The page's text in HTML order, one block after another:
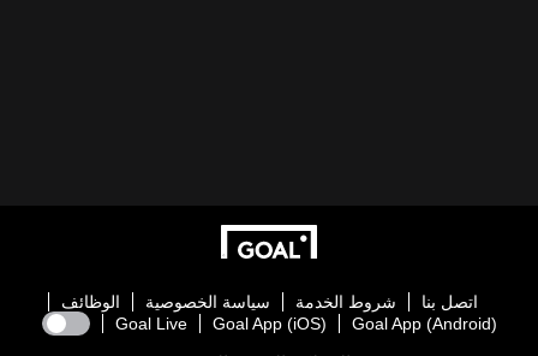
اتصل بنا شروط الخدمة سياسة الخصوصية
الوظائف
Goal App (Android)
Goal App (iOS)
Goal Live